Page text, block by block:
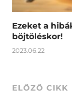
Ezeket a
böjtöléskor!
2023.06.22
ELŐZŐ CIKK